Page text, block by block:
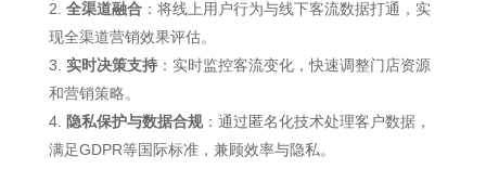
全渠道融合：将线上用户行为与线下客流数据打通，实
现全渠道营销效果评估。
实时决策支持：实时监控客流变化，快速调整门店资源
和营销策略。
隐私保护与数据合规：通过匿名化技术处理客户数据，
满足GDPR等国际标准，兼顾效率与隐私。